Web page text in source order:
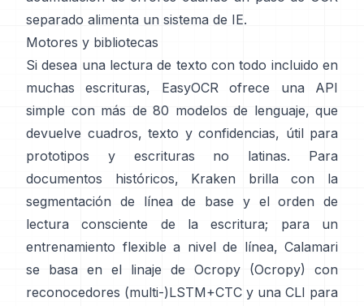
separado alimenta un sistema de IE.
Motores y bibliotecas
Si desea una lectura de texto con todo incluido en
muchas escrituras,
EasyOCR
ofrece una API
simple con más de 80 modelos de lenguaje, que
devuelve cuadros, texto y confidencias, útil para
prototipos y escrituras no latinas. Para
documentos históricos,
Kraken
brilla con la
segmentación de línea de base y el orden de
lectura consciente de la escritura; para un
entrenamiento flexible a nivel de línea, Calamari
se basa en el linaje de Ocropy (Ocropy) con
reconocedores (multi-)LSTM+CTC y una CLI para